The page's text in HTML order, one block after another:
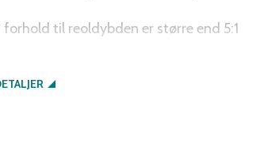
til reoldybden er større end 5:1